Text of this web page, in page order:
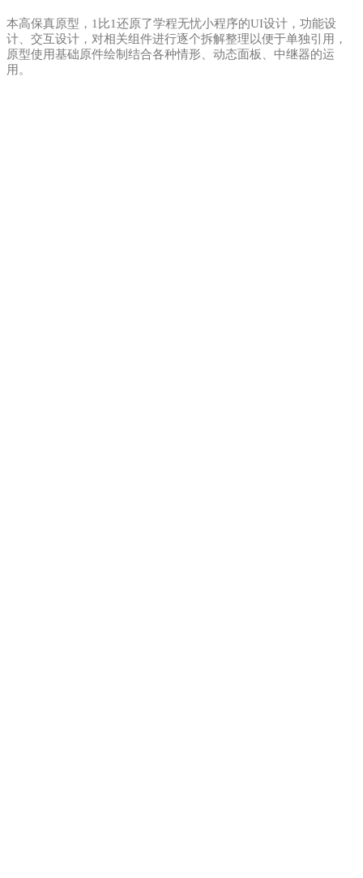
本高保真原型，1比1还原了学程无忧小程序的UI设计，功能设
计、交互设计，对相关组件进行逐个拆解整理以便于单独引用，
原型使用基础原件绘制结合各种情形、动态面板、中继器的运
用。